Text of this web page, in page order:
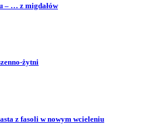
– … z migdałów
żytni
z fasoli w nowym wcieleniu